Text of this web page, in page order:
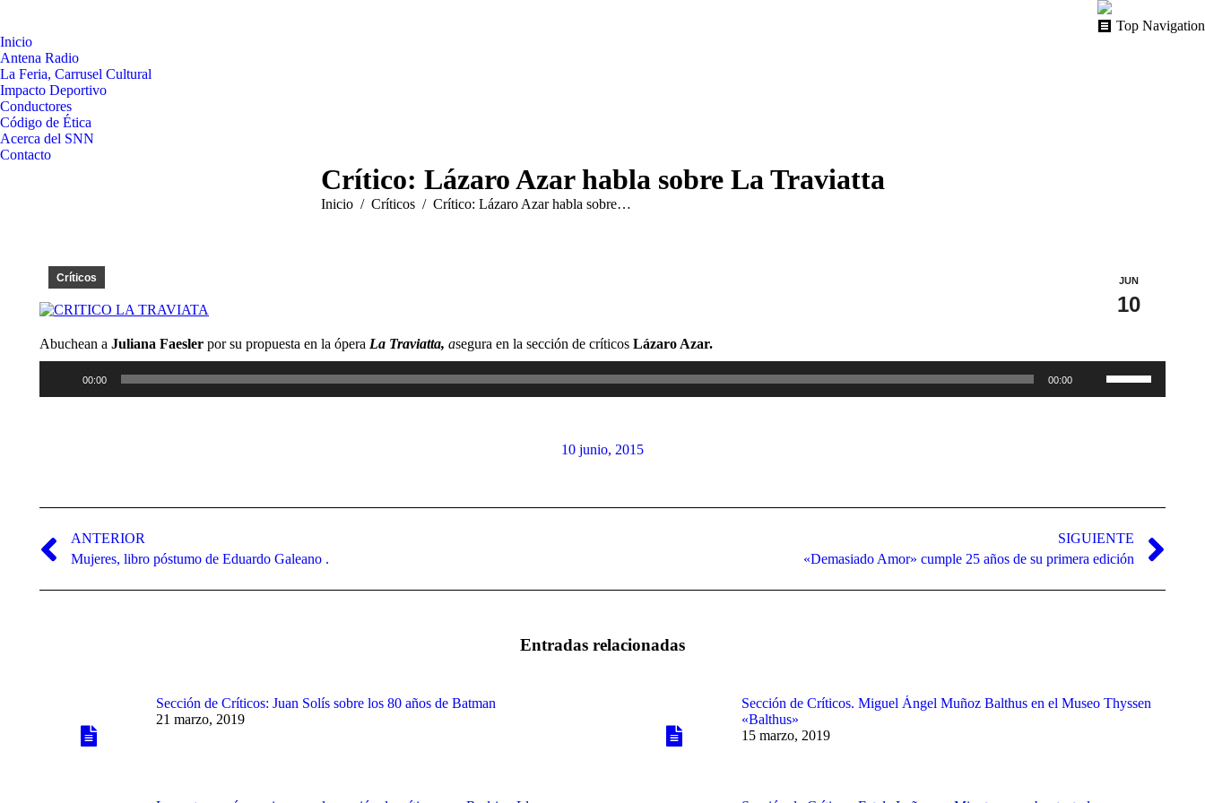
Top Navigation
Inicio
Antena Radio
La Feria, Carrusel Cultural
Impacto Deportivo
Conductores
Código de Ética
Acerca del SNN
Contacto
Crítico: Lázaro Azar habla sobre La Traviatta
Estás aquí:
Inicio Críticos Crítico: Lázaro Azar habla sobre…
JUN
10
Críticos
Abuchean a Juliana Faesler por su propuesta en la ópera La Traviatta, asegura en la sección de críticos Lázaro Azar.
audio
00:00 00:00
las
teclas
disminuir
volumen.
10 junio, 2015
entre
publicaciones
ANTERIOR
Publicación
anterior:
Mujeres, libro póstumo de Eduardo Galeano .
SIGUIENTE
«Demasiado Amor» cumple 25 años de su primera edición
Entradas relacionadas
Sección de Críticos: Juan Solís sobre los 80 años de Batman
21 marzo, 2019
Sección de Críticos. Miguel Ángel Muñoz Balthus en el Museo Thyssen
«Balthus»
15 marzo, 2019